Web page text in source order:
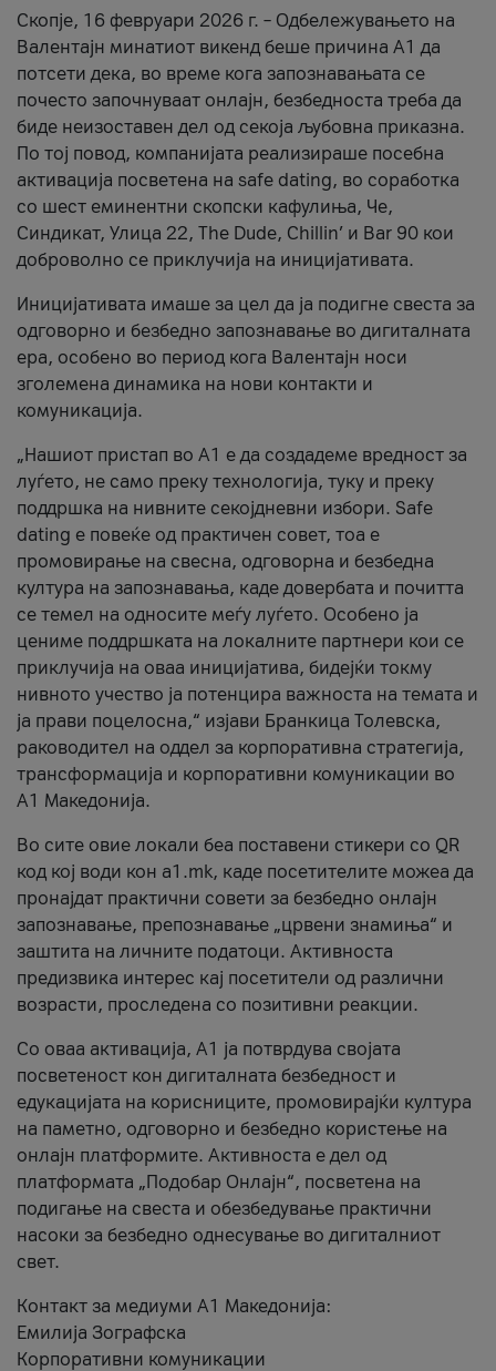
Скопје, 16 февруари 2026 г. – Одбележувањето на
Валентајн минатиот викенд беше причина А1 да
потсети дека, во време кога запознавањата се
почесто започнуваат онлајн, безбедноста треба да
биде неизоставен дел од секоја љубовна приказна.
По тој повод, компанијата реализираше посебна
активација посветена на safe dating, во соработка
со шест еминентни скопски кафулиња, Че,
Синдикат, Улица 22, The Dude, Chillin’ и Bar 90 кои
доброволно се приклучија на иницијативата.
Иницијативата имаше за цел да ја подигне свеста за
одговорно и безбедно запознавање во дигиталната
ера, особено во период кога Валентајн носи
зголемена динамика на нови контакти и
комуникација.
„Нашиот пристап во А1 е да создадеме вредност за
луѓето, не само преку технологија, туку и преку
поддршка на нивните секојдневни избори. Safe
dating е повеќе од практичен совет, тоа е
промовирање на свесна, одговорна и безбедна
култура на запознавања, каде довербата и почитта
се темел на односите меѓу луѓето. Особено ја
цениме поддршката на локалните партнери кои се
приклучија на оваа иницијатива, бидејќи токму
нивното учество ја потенцира важноста на темата и
ја прави поцелосна,“ изјави Бранкица Толевска,
раководител на оддел за корпоративна стратегија,
трансформација и корпоративни комуникации во
А1 Македонија.
Во сите овие локали беа поставени стикери со QR
код кој води кон a1.mk, каде посетителите можеа да
пронајдат практични совети за безбедно онлајн
запознавање, препознавање „црвени знамиња“ и
заштита на личните податоци. Активноста
предизвика интерес кај посетители од различни
возрасти, проследена со позитивни реакции.
Со оваа активација, А1 ја потврдува својата
посветеност кон дигиталната безбедност и
едукацијата на корисниците, промовирајќи култура
на паметно, одговорно и безбедно користење на
онлајн платформите. Активноста е дел од
платформата „Подобар Онлајн“, посветена на
подигање на свеста и обезбедување практични
насоки за безбедно однесување во дигиталниот
свет.
Контакт за медиуми А1 Македонија:
Емилија Зографска
Корпоративни комуникации